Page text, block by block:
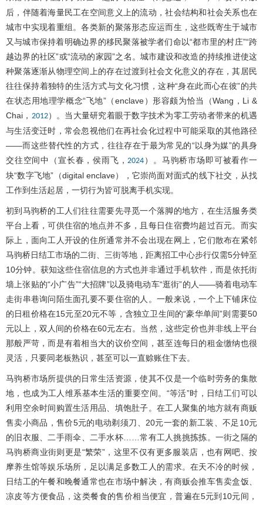
后，伴随着海量民工在空间意义上的流动，社会结构和社会关系也在
城市中实现着重组。各类新的聚落形态应运而生，这些既寄生于城市
又与城市保持着明确边界的移民聚落被学者们命以“都市里的村庄”“跨
越边界的社区”或“流动的家园”之名。城市建设和改造的持续推进使这
种聚落逐渐从物理空间上的存在过渡到社会文化意义的存在，其居民
往往保持着独特的生活方式与文化习惯，这种“身在此而心在彼”的共
在状态用地理学概念“飞地”（enclave）形容颇为恰当（Wang，Li &
Chai， 2012）。当大量研究着眼于数字技术为零工劳动者带来的机遇
与生活变迁时，常会忽视他们在再社会化过程中可能采取的其他路径
——而这些替代性的方式，往往存在于最为常见的“以身为媒”的具身
交往空间中（宣长春，侯雨飞， 2024 ）。马驹桥市场即可被看作一
块“数字飞地”（digital enclave），它崇尚面对面式的线下社交，从找
工作到生活起居，一切行为皆可脱离手机实现。
初到马驹桥的工人们往往需要先寻觅一个落脚的地方，在生活服务类
平台上看，可供住宿的地点并不多，且每日住宿费均超过百元。而实
际上，面向工人开设的住所通常并不会出现在网上，它们散布在紧邻
马驹桥日结工市场的二街、三街等地，距离招工中心步行仅需5分钟至
10分钟。获知这些住宿信息的方式也并非通过手机软件，而是依托街
墙上张贴的“小广告”“大招牌”以及骑电动车“逛街”的人——骑着电动车
走街串巷询问陌生面孔要不要住宿的人。一般来说，一个上下铺床位
的日租价格在15元至20元不等，含独立卫生间的“豪华单间”则需要50
元以上，双人间的价格在60元左右。当然，这些定价也并非线上平台
那般严苛，而是有着相当大的议价空间，甚至连每日的租金缴纳也很
灵活，只要同老板熟识，甚至可以一直赊账住下去。
马驹桥市场所提供的日常生活资源，使其不仅是一个临时劳务的集散
地，也成为工人维系基本生活的重要空间。“等活”时，日结工们可以
利用空余时间购置生活用品、填饱肚子。在工人聚集的地方就有商贩
售卖小商品，售价5元的电动剃须刀、20元一套的新工装、不足10元
的旧衣服、二手雨伞、二手水杯……常有工人挑挑拣拣。一街之隔的
马驹桥商业街则更是“繁荣”，这里不仅有更多服装店，也有网吧、按
摩养生馆等娱乐场所，足以满足多数工人的需求。在天不冷的时候，
日结工的午餐和晚餐通常也在市场中解决，有商贩会推车售卖盒饭、
凉皮等方便食品，这类餐食的售价相当便宜，普遍在5元到10元间，